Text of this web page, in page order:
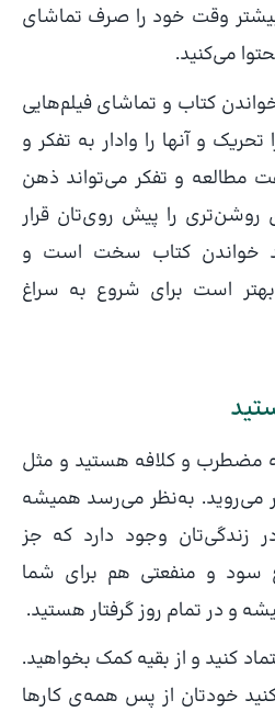
وقت خود را صرف تماشای
می‌کنید.
کتاب و تماشای فیلم‌هایی
و آنها را وادار به تفکر و
مطالعه‌ و تفکر می‌تواند ذهن
روشن‌تری را پیش روی‌تان قرار
خواندن کتاب سخت است و
است برای شروع به سراغ
مضطرب و کلافه هستید و مثل
می‌روید. به‌نظر می‌رسد همیشه
وجود دارد که جز
سود و منفعتی هم برای شما
و در تمام روز گرفتار هستید.
کنید و از بقیه کمک بخواهید.
خودتان از پس همه‌ی کارها